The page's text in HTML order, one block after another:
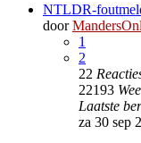
NTLDR-
door
1
2
22
22193
Laatste
za 30 sep